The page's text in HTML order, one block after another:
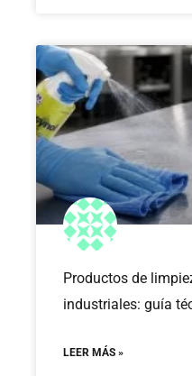
Productos de
industriales: guía
LEER MÁS »